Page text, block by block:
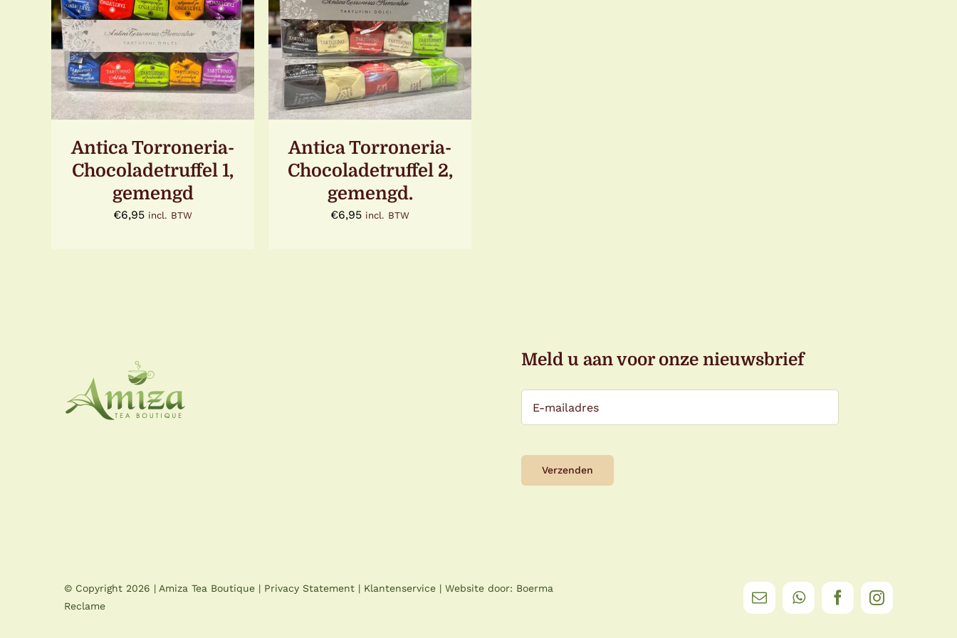
TOEVOEGEN AAN
WINKELWAGEN
/ DETAILS
Antica Torroneria-
Chocoladetruffel 1,
gemengd
€6,95 incl. BTW
TOEVOEGEN AAN
WINKELWAGEN
/ DETAILS
Antica Torroneria-
Chocoladetruffel 2,
gemengd.
€6,95 incl. BTW
Meld u aan voor onze nieuwsbrief
© Copyright 2026 | Amiza Tea Boutique | Privacy Statement | Klantenservice | Website door: Boerma
Reclame
E-
WhatsAppFacebookInstagram